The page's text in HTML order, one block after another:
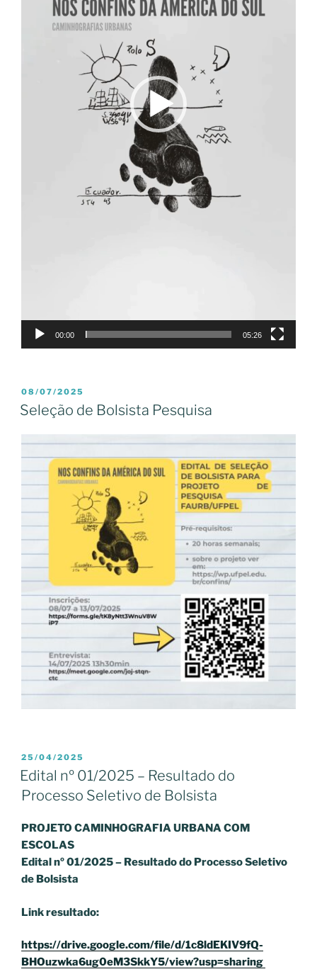
00:00 05:26
PUBLICADO
EM
08/07/2025
Seleção de Bolsista Pesquisa
PUBLICADO
EM
25/04/2025
Edital nº 01/2025 – Resultado do
Processo Seletivo de Bolsista
PROJETO CAMINHOGRAFIA URBANA COM
ESCOLAS
Edital nº 01/2025 – Resultado do Processo Seletivo
de Bolsista
Link resultado:
https://drive.google.com/file/d/1c8ldEKIV9fQ-
BHOuzwka6ug0eM3SkkY5/view?usp=sharing